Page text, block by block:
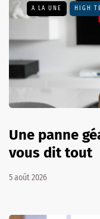
A LA UNE HIGH
Une panne
vous dit tout
5 août 2026